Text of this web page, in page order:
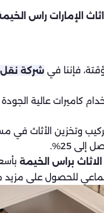
الإمارات راس
فإننا في شركة
كاميرات عالية
وتخزين الأثاث في
25%.
براس الخيمة